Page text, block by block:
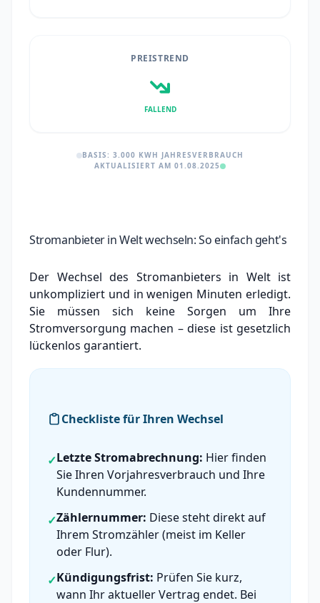
PREISTREND
FALLEND
BASIS: 3.000 KWH JAHRESVERBRAUCH
AKTUALISIERT AM 01.08.2025
Stromanbieter in Welt wechseln: So einfach geht's
Der Wechsel des Stromanbieters in Welt ist
unkompliziert und in wenigen Minuten erledigt.
Sie müssen sich keine Sorgen um Ihre
Stromversorgung machen – diese ist gesetzlich
lückenlos garantiert.
Checkliste für Ihren Wechsel
✓Letzte Stromabrechnung: Hier finden
Sie Ihren Vorjahresverbrauch und Ihre
Kundennummer.
✓Zählernummer: Diese steht direkt auf
Ihrem Stromzähler (meist im Keller
oder Flur).
✓Kündigungsfrist: Prüfen Sie kurz,
wann Ihr aktueller Vertrag endet. Bei